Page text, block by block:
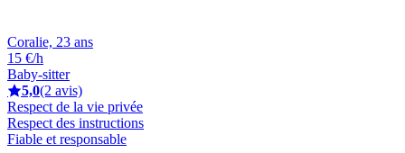
Coralie, 23 ans
15 €/h
Baby-sitter
5,0(2 avis)
Respect de la vie privée
Respect des instructions
Fiable et responsable